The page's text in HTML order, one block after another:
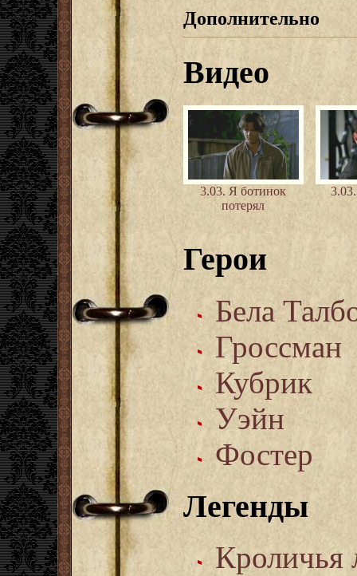
Дополнительно
Видео
3.03. Я ботинок
потерял
Герои
Бела
Гроссман
Кубрик
Уэйн
Фостер
Легенды
Кроличья